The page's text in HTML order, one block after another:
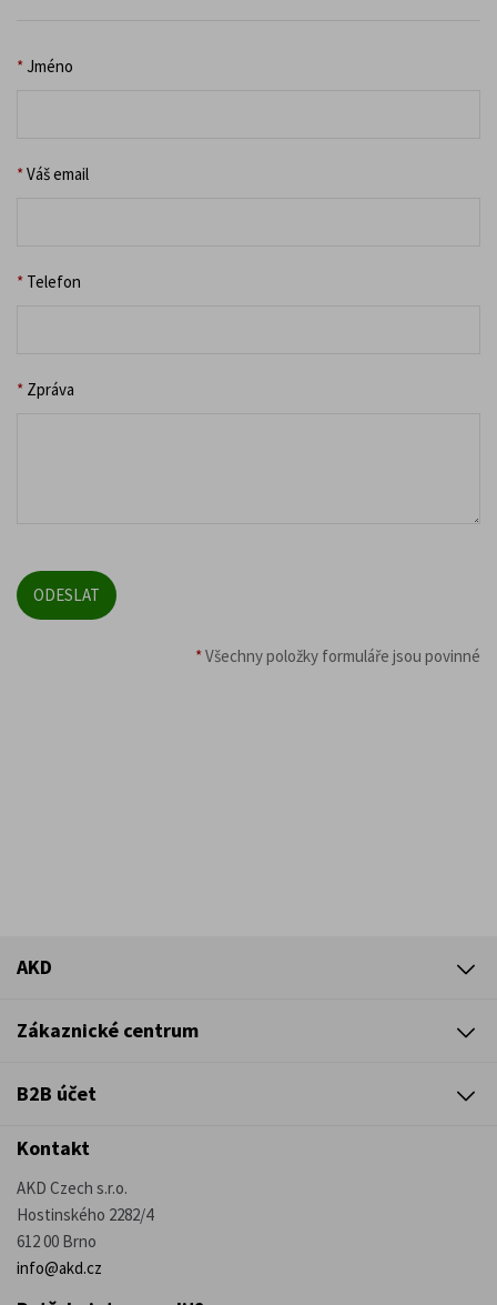
*Jméno
*Váš email
* Telefon
* Zpráva
*Všechny položky formuláře jsou povinné
AKD
Zákaznické centrum
B2B účet
Kontakt
AKD Czech s.r.o.
Hostinského 2282/4
612 00 Brno
info@akd.cz